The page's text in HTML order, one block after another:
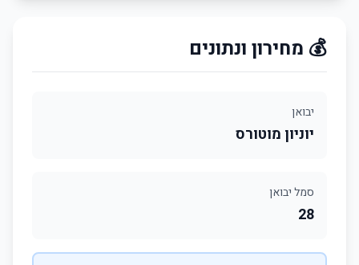
💰 מחירון ונתונים
יבואן
יוניון מוטורס
סמל יבואן
28